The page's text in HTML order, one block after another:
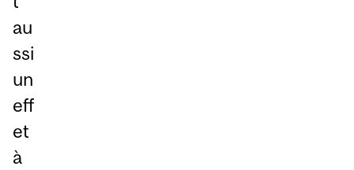
au
ssi
un
eff
et
à